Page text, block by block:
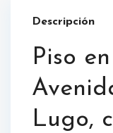
Descripción
Piso
Lugo,